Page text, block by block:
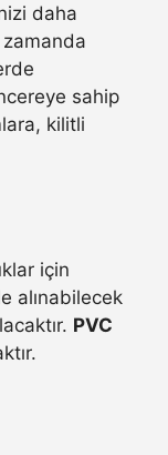
daha
zamanda
sahip
kilitli
için
alınabilecek
PVC